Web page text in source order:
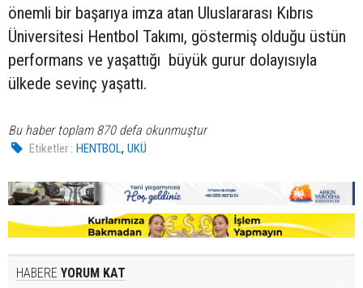
önemli bir başarıya imza atan Uluslararası Kıbrıs
Üniversitesi Hentbol Takımı, göstermiş olduğu üstün
performans ve yaşattığı büyük gurur dolayısıyla
ülkede sevinç yaşattı.
Bu haber toplam 870 defa okunmuştur
Etiketler : HENTBOL,UKÜ
HABERE YORUM KAT